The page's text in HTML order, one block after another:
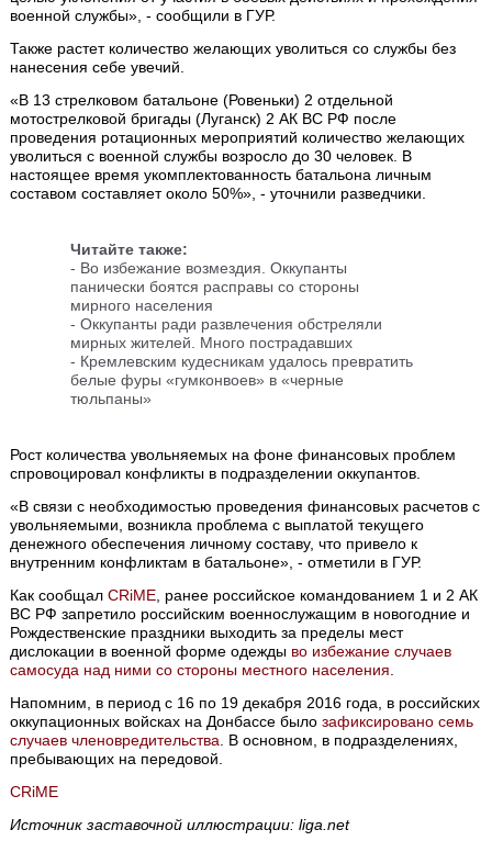
военной службы», - сообщили в ГУР.
Также растет количество желающих уволиться со службы без
нанесения себе увечий.
«В 13 стрелковом батальоне (Ровеньки) 2 отдельной
мотострелковой бригады (Луганск) 2 АК ВС РФ после
проведения ротационных мероприятий количество желающих
уволиться с военной службы возросло до 30 человек. В
настоящее время укомплектованность батальона личным
составом составляет около 50%», - уточнили разведчики.
Читайте также:
- Во избежание возмездия. Оккупанты
панически боятся расправы со стороны
мирного населения
- Оккупанты ради развлечения обстреляли
мирных жителей. Много пострадавших
- Кремлевским кудесникам удалось превратить
белые фуры «гумконвоев» в «черные
тюльпаны»
Рост количества увольняемых на фоне финансовых проблем
спровоцировал конфликты в подразделении оккупантов.
«В связи с необходимостью проведения финансовых расчетов с
увольняемыми, возникла проблема с выплатой текущего
денежного обеспечения личному составу, что привело к
внутренним конфликтам в батальоне», - отметили в ГУР.
Как сообщалCRiME , ранее российское командованием 1 и 2 АК
ВС РФ запретило российским военнослужащим в новогодние и
Рождественские праздники выходить за пределы мест
дислокации в военной форме одежды во избежание случаев
самосуда над ними со стороны местного населения
Напомним, в период с 16 по 19 декабря 2016 года, в российских
оккупационных войсках на Донбассе былозафиксировано семь
случаев членовредительства . В основном, в подразделениях,
пребывающих на передовой.
CRiME
Источник заставочной иллюстрации: liga.net